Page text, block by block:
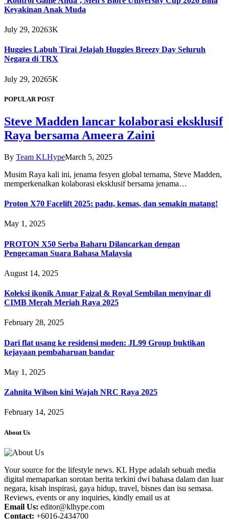
Keyakinan Anak Muda
July 29, 20263K
Huggies Labuh Tirai Jelajah Huggies Breezy Day Seluruh
Negara di TRX
July 29, 20265K
POPULAR POST
Steve Madden lancar kolaborasi eksklusif
Raya bersama Ameera Zaini
By Team KLHypeMarch 5, 2025
Musim Raya kali ini, jenama fesyen global ternama, Steve Madden,
memperkenalkan kolaborasi eksklusif bersama jenama…
Proton X70 Facelift 2025: padu, kemas, dan semakin matang!
May 1, 2025
PROTON X50 Serba Baharu Dilancarkan dengan
Pengecaman Suara Bahasa Malaysia
August 14, 2025
Koleksi ikonik Anuar Faizal & Royal Sembilan menyinar di
CIMB Merah Meriah Raya 2025
February 28, 2025
Dari flat usang ke residensi moden: JL99 Group buktikan
kejayaan pembaharuan bandar
May 1, 2025
Zahnita Wilson kini Wajah NRC Raya 2025
February 14, 2025
About Us
Your source for the lifestyle news. KL Hype adalah sebuah media
digital memaparkan sorotan berita terkini dwi bahasa dalam dan luar
negara, kisah inspirasi, gaya hidup, travel, bisnes dan isu semasa.
Reviews, events or any inquiries, kindly email us at
Email Us: editor@klhype.com
Contact: +6016-2434700